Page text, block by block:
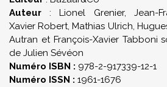
Auteur:Lionel Grenier, Jean-
Xavier Robert,Mathias Ulrich,
Autran et François-Xavier Tabboni
de Julien Sévéon
Numéro ISBN : 978-2-917339-12-1
Numéro ISSN : 1961-1676